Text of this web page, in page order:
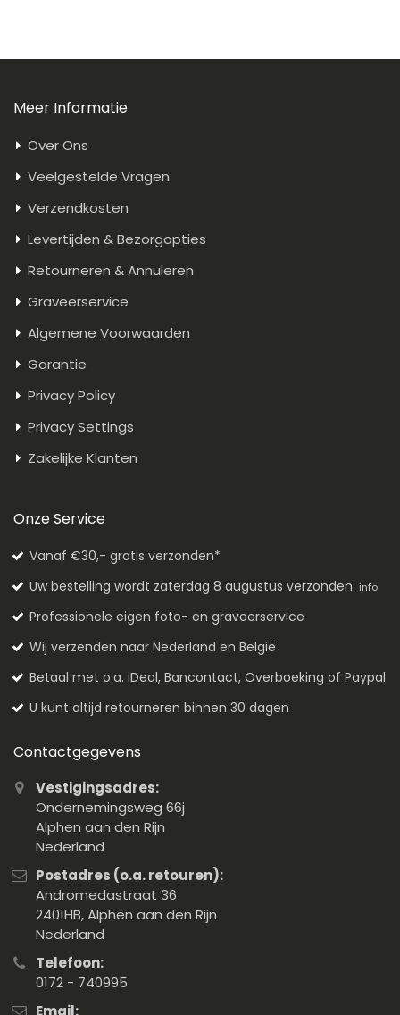
Meer Informatie
Over Ons
Veelgestelde Vragen
Verzendkosten
Levertijden & Bezorgopties
Retourneren & Annuleren
Graveerservice
Algemene Voorwaarden
Garantie
Privacy Policy
Privacy Settings
Zakelijke Klanten
Onze Service
Vanaf €30,- gratis verzonden*
Uw bestelling wordt zaterdag 8 augustus verzonden. info
Professionele eigen foto- en graveerservice
Wij verzenden naar Nederland en België
Betaal met o.a. iDeal, Bancontact, Overboeking of Paypal
U kunt altijd retourneren binnen 30 dagen
Contactgegevens
Vestigingsadres:
Ondernemingsweg 66j
Alphen aan den Rijn
Nederland
Postadres (o.a. retouren):
Andromedastraat 36
2401HB, Alphen aan den Rijn
Nederland
Telefoon:
0172 - 740995